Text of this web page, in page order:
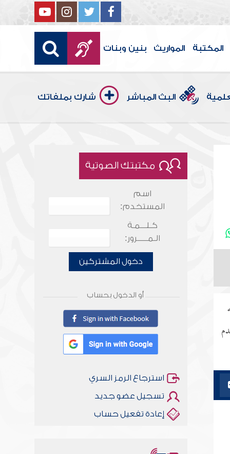
المكتبة المواريث بنين وبنات
البث المباشر شارك بملفاتك
مكتبتك الصوتية
اسم
المستخدم:
كـلـــمـة
الـمـــــرور:
دخول المشتركين
أو الدخول بحساب
استرجاع الرمز السري
تسجيل عضو جديد
إعادة تفعيل حساب